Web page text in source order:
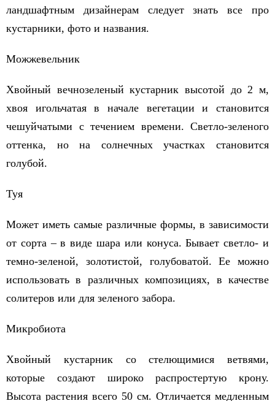
ландшафтным дизайнерам следует знать все про
кустарники, фото и названия.
Можжевельник
Хвойный вечнозеленый кустарник высотой до 2 м,
хвоя игольчатая в начале вегетации и становится
чешуйчатыми с течением времени. Светло-зеленого
оттенка, но на солнечных участках становится
голубой.
Туя
Может иметь самые различные формы, в зависимости
от сорта – в виде шара или конуса. Бывает светло- и
темно-зеленой, золотистой, голубоватой. Ее можно
использовать в различных композициях, в качестве
солитеров или для зеленого забора.
Микробиота
Хвойный кустарник со стелющимися ветвями,
которые создают широко распростертую крону.
Высота растения всего 50 см. Отличается медленным